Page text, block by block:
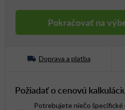
Pokračovať na
Doprava a platba
Požiadať o cenovú
Potrebujete niečo špecifické